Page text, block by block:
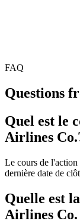
FAQ
Questions
Quel est le
Airlines
Le cours de
dernière date de
Quelle est
Airlines Co.